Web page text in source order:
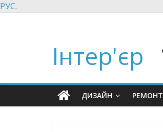
РУС.
Інтер'єр
ДИЗАЙН РЕМОНТ